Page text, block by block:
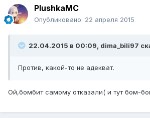
PlushkaMC
Опубликовано: 22 апреля 2015
22.04.2015 в 00:09, dima_bili97
Против, какой-то не адекват.
Ой,бомбит самому отказали( и тут бом-